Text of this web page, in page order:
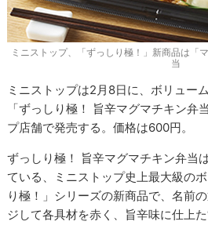
ミニストップ、「ずっしり極！」新商品は「
当
ミニストップは2月8日に、ボリュー
「ずっしり極！ 旨辛マグマチキン弁
プ店舗で発売する。価格は600円。
ずっしり極！ 旨辛マグマチキン弁当
ている、ミニストップ史上最大級の
り極！」シリーズの新商品で、名前
ジして各具材を赤く、旨辛味に仕上